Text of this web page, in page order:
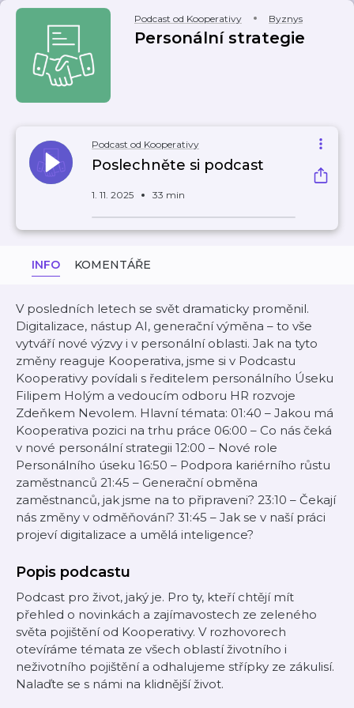
Podcast od Kooperativy Byznys
Personální strategie
Podcast od Kooperativy
Poslechněte si podcast
1. 11. 2025 33 min
INFO KOMENTÁŘE
V posledních letech se svět dramaticky proměnil.
Digitalizace, nástup AI, generační výměna – to vše
vytváří nové výzvy i v personální oblasti. Jak na tyto
změny reaguje Kooperativa, jsme si v Podcastu
Kooperativy povídali s ředitelem personálního Úseku
Filipem Holým a vedoucím odboru HR rozvoje
Zdeňkem Nevolem. Hlavní témata: 01:40 – Jakou má
Kooperativa pozici na trhu práce 06:00 – Co nás čeká
v nové personální strategii 12:00 – Nové role
Personálního úseku 16:50 – Podpora kariérního růstu
zaměstnanců 21:45 – Generační obměna
zaměstnanců, jak jsme na to připraveni? 23:10 – Čekají
nás změny v odměňování? 31:45 – Jak se v naší práci
projeví digitalizace a umělá inteligence?
Popis podcastu
Podcast pro život, jaký je. Pro ty, kteří chtějí mít
přehled o novinkách a zajímavostech ze zeleného
světa pojištění od Kooperativy. V rozhovorech
otevíráme témata ze všech oblastí životního i
neživotního pojištění a odhalujeme střípky ze zákulisí.
Nalaďte se s námi na klidnější život.